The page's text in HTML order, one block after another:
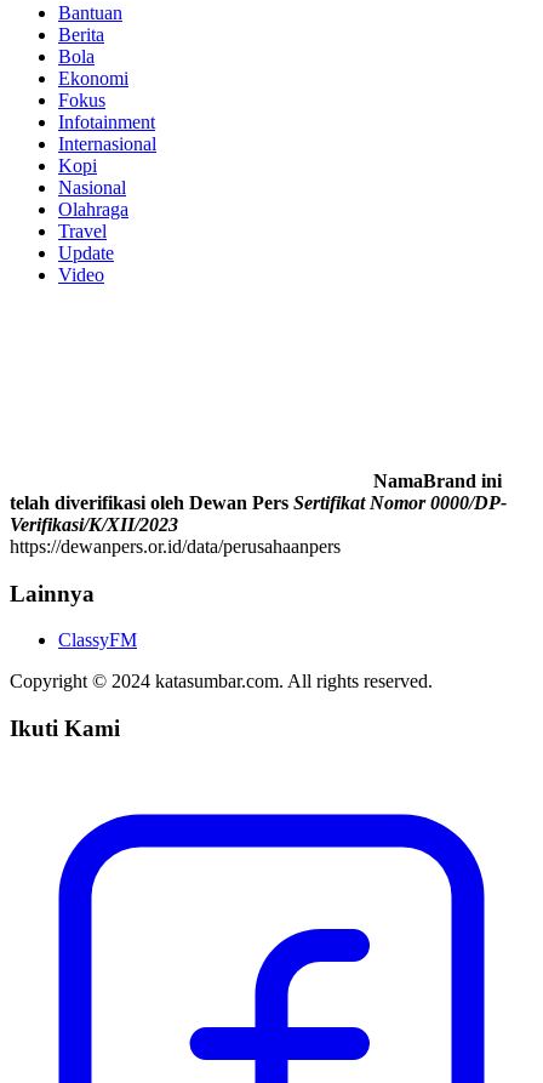
Bantuan
Berita
Bola
Ekonomi
Fokus
Infotainment
Internasional
Kopi
Nasional
Olahraga
Travel
Update
Video
NamaBrand ini
telah diverifikasi oleh Dewan Pers Sertifikat Nomor 0000/DP-
Verifikasi/K/XII/2023
https://dewanpers.or.id/data/perusahaanpers
Lainnya
ClassyFM
Copyright © 2024 katasumbar.com. All rights reserved.
Ikuti Kami